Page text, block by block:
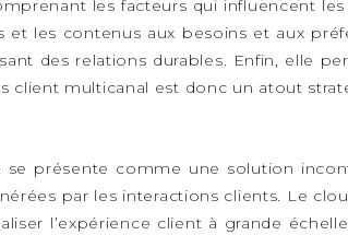
les facteurs qui influencent
et les contenus aux besoins et aux
des relations durables. Enfin, elle
client multicanal est donc un atout
se présente comme une solution
par les interactions clients. Le
l’expérience client à grande